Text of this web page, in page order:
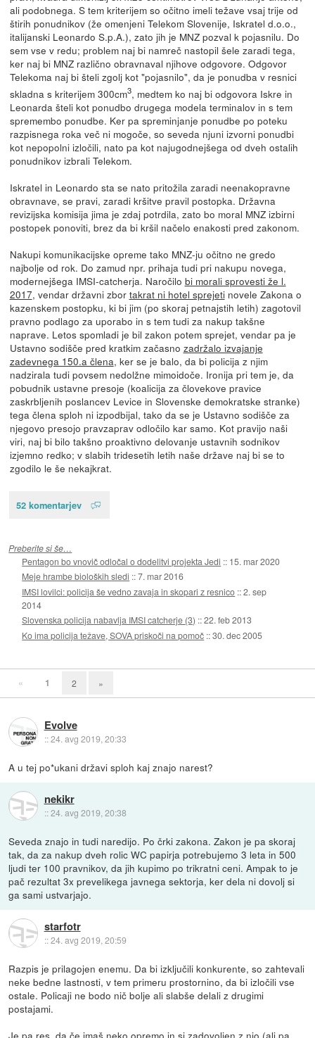
ali podobnega. S tem kriterijem so očitno imeli težave vsaj trije od
štirih ponudnikov (že omenjeni Telekom Slovenije, Iskratel d.o.o.,
italijanski Leonardo S.p.A.), zato jih je MNZ pozval k pojasnilu. Do
sem vse v redu; problem naj bi namreč nastopil šele zaradi tega,
ker naj bi MNZ različno obravnaval njihove odgovore. Odgovor
Telekoma naj bi šteli zgolj kot "pojasnilo", da je ponudba v resnici
skladna s kriterijem 300cm3, medtem ko naj bi odgovora Iskre in
Leonarda šteli kot ponudbo drugega modela terminalov in s tem
spremembo ponudbe. Ker pa spreminjanje ponudbe po poteku
razpisnega roka več ni mogoče, so seveda njuni izvorni ponudbi
kot nepopolni izločili, nato pa kot najugodnejšega od dveh ostalih
ponudnikov izbrali Telekom.
Iskratel in Leonardo sta se nato pritožila zaradi neenakopravne
obravnave, se pravi, zaradi kršitve pravil postopka. Državna
revizijska komisija jima je zdaj potrdila, zato bo moral MNZ izbirni
postopek ponoviti, brez da bi kršil načelo enakosti pred zakonom.
Nakupi komunikacijske opreme tako MNZ-ju očitno ne gredo
najbolje od rok. Do zamud npr. prihaja tudi pri nakupu novega,
modernejšega IMSI-catcherja. Naročilo bi morali sprovesti že l.
2017, vendar državni zbor takrat ni hotel sprejetinovele Zakona o
kazenskem postopku, ki bi jim (po skoraj petnajstih letih) zagotovil
pravno podlago za uporabo in s tem tudi za nakup takšne
naprave. Letos spomladi je bil zakon potem sprejet, vendar pa je
Ustavno sodišče pred kratkim začasno zadržalo izvajanje
zadevnega 150.a člena, ker se je balo, da bi policija z njim
nadzirala tudi povsem nedolžne mimoidoče. Ironija pri tem je, da
pobudnik ustavne presoje (koalicija za človekove pravice
zaskrbljenih poslancev Levice in Slovenske demokratske stranke)
tega člena sploh ni izpodbijal, tako da se je Ustavno sodišče za
njegovo presojo pravzaprav odločilo kar samo. Kot pravijo naši
viri, naj bi bilo takšno proaktivno delovanje ustavnih sodnikov
izjemno redko; v slabih tridesetih letih naše države naj bi se to
zgodilo le še nekajkrat.
52 komentarjev
Preberite si še…
Pentagon bo vnovič odločal o dodelitvi projekta Jedi :: 15. mar 2020
Meje hrambe bioloških sledi ::7. mar 2016
IMSI lovilci: policija še vedno zavaja in skopari z resnico ::2. sep
2014
Slovenska policija nabavlja IMSI catcherje (3) ::22. feb 2013
Ko ima policija težave, SOVA priskoči na pomoč ::30. dec 2005
« 1 2 »
Evolve
::24. avg 2019, 20:33
A u tej po*ukani državi sploh kaj znajo narest?
nekikr
::24. avg 2019, 20:38
Seveda znajo in tudi naredijo. Po črki zakona. Zakon je pa skoraj
tak, da za nakup dveh rolic WC papirja potrebujemo 3 leta in 500
ljudi ter 100 pravnikov, da jih kupimo po trikratni ceni. Ampak to je
pač rezultat 3x prevelikega javnega sektorja, ker dela ni dovolj si
ga sami ustvarjajo.
starfotr
::24. avg 2019, 20:59
Razpis je prilagojen enemu. Da bi izključili konkurente, so zahtevali
neke bedne lastnosti, v tem primeru prostornino, da bi izločili vse
ostale. Policaji ne bodo nič bolje ali slabše delali z drugimi
postajami.
Je pa res, da če imaš neko opremo in si zadovoljen z njo (ali pa